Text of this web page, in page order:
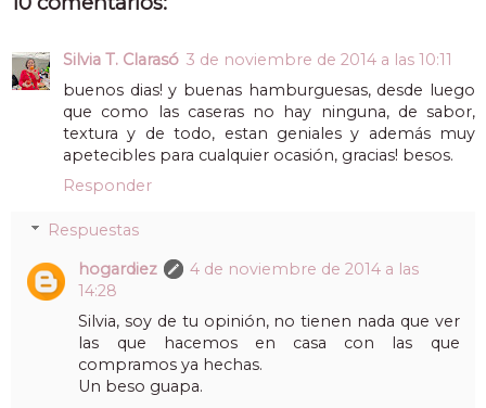
Silvia T. Clarasó 3 de noviembre de 2014 a las 10:11
buenos dias! y buenas hamburguesas, desde luego
que como las caseras no hay ninguna, de sabor,
textura y de todo, estan geniales y además muy
apetecibles para cualquier ocasión, gracias! besos.
Responder
Respuestas
hogardiez
4 de noviembre de 2014 a las
14:28
Silvia, soy de tu opinión, no tienen nada que ver
las que hacemos en casa con las que
compramos ya hechas.
Un beso guapa.